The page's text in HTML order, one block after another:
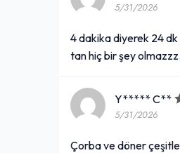
5/31/2026
4 dakika diyerek 24
tan hiç bir şey
Y***** C**
5/31/2026
Çorba ve döner